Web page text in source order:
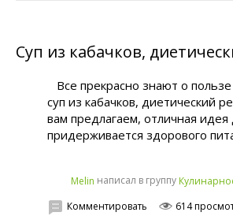
Суп из кабачков,
Все прекрасно знают о
суп из кабачков, диетический
вам предлагаем, отличная идея
придерживается здорового
Melin написал в группу
Комментировать
614